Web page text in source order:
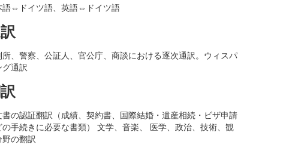
語⇔ドイツ語、英語⇔ドイツ語
所、警察、公証人、官公庁、商談における逐次通訳。ウィスパ
グ通訳
書の認証翻訳（成績、契約書、国際結婚・遺産相続・ビザ申請
の手続きに必要な書類） 文学、音楽、 医学、政治、技術、観
野の翻訳